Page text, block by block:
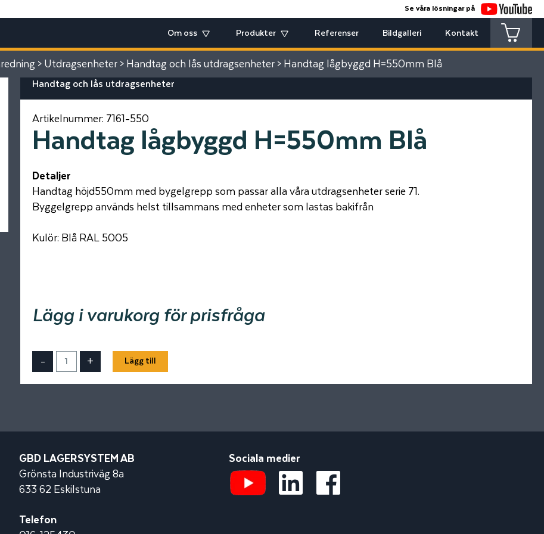
Se våra lösningar på
Om oss Produkter Referenser Bildgalleri Kontakt
> Utdragsenheter > Handtag och lås utdragsenheter > Handtag lågbyggd H=550mm Blå
Handtag och lås utdragsenheter
Artikelnummer: 7161-550
Handtag lågbyggd H=550mm Blå
Detaljer
Handtag höjd550mm med bygelgrepp som passar alla våra utdragsenheter serie 71.
Byggelgrepp används helst tillsammans med enheter som lastas bakifrån
Kulör: Blå RAL 5005
Lägg i varukorg för prisfråga
- + Lägg till
GBD LAGERSYSTEM AB
Grönsta Industriväg 8a
633 62 Eskilstuna
Telefon
Sociala medier